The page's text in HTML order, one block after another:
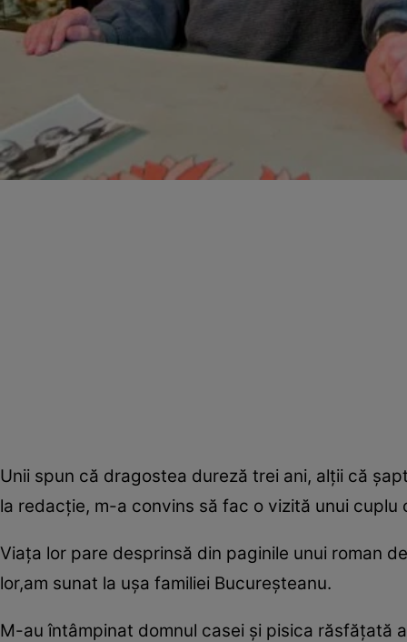
Unii spun că dragostea dureză trei ani, alţii că
la redacţie, m-a convins să fac o vizită unui
Viaţa lor pare desprinsă din paginile unui roman
lor,am sunat la uşa familiei Bucureşteanu.
M-au întâmpinat domnul casei şi pisica răsfăţată